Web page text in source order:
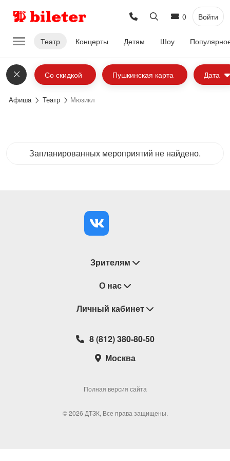
0 Войти
Театр Концерты Детям Шоу
Со скидкой Пушкинская карта Дата
Афиша Театр Мюзикл
Запланированных мероприятий не найдено.
Зрителям
Восстановление билетов
Замена / Отмена / Перенос мероприятий
Возврат билетов
Новости
О нас
О компании
Театральные кассы
Наши партнеры
Школьная программа
Личный кабинет
Избранное
8 (812) 380-80-50
Москва
Полная версия сайта
© 2026 ДТЗК, Все права защищены.